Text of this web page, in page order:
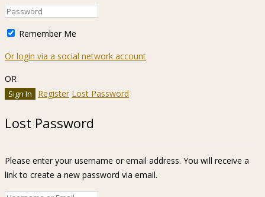
Remember Me
Or login via a social network account
OR
Register Lost Password
Lost Password
Please enter your username or email address. You will receive a
link to create a new password via email.